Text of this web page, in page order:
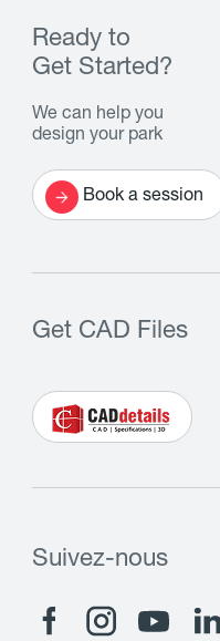
Ready to
Get Started?
We can help you
design your park
Book a session
Get CAD Files
Suivez-nous